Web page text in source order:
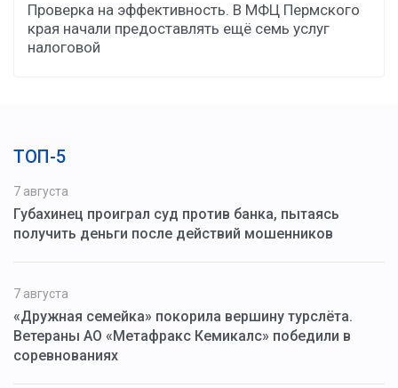
Проверка на эффективность. В МФЦ Пермского
края начали предоставлять ещё семь услуг
налоговой
ТОП-5
7 августа
Губахинец проиграл суд против банка, пытаясь
получить деньги после действий мошенников
7 августа
«Дружная семейка» покорила вершину турслёта.
Ветераны АО «Метафракс Кемикалс» победили в
соревнованиях